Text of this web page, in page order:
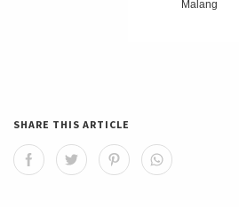
Malang
SHARE THIS ARTICLE